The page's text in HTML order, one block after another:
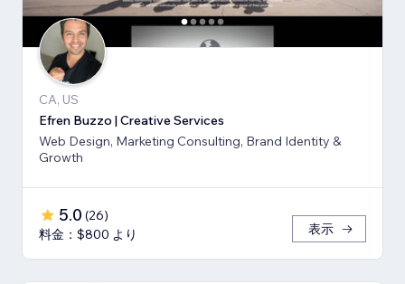
CA, US
Efren Buzzo | Creative Services
Web Design, Marketing Consulting, Brand Identity &
Growth
5.0 (26)
料金：$800 より
表示